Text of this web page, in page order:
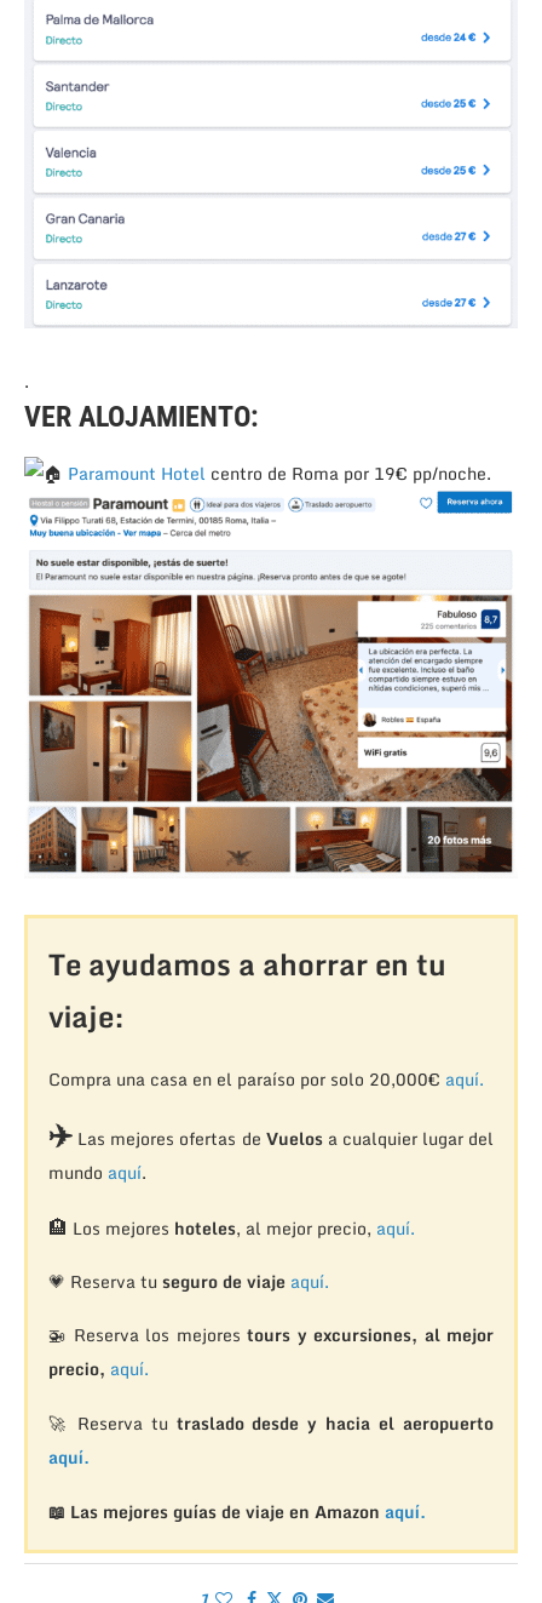
.
VER ALOJAMIENTO:
Paramount Hotel centro de Roma por 19€ pp/noche.
Te ayudamos a ahorrar en tu
viaje:
Compra una casa en el paraíso por solo 20,000€ aquí.
✈️Las mejores ofertas de Vuelosa cualquier lugar del
mundo aquí.
🏨 Los mejores hoteles, al mejor precio, aquí.
💗 Reserva tu seguro de viaje aquí.
🚁 Reserva los mejorestours y excursiones, al mejor
precio, aquí.
🚀 Reserva tu traslado desde y hacia el aeropuerto
aquí.
📖 Las mejores guías de viaje en Amazon aquí.